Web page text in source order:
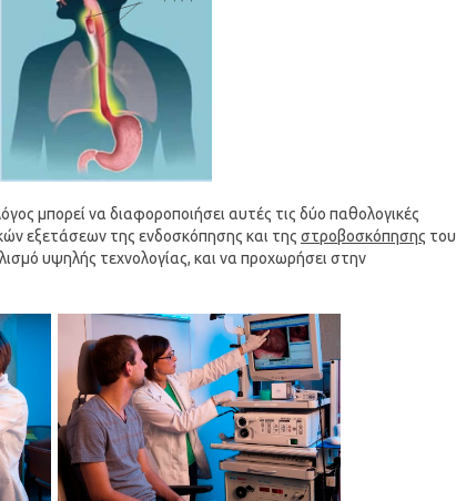
μπορεί να διαφοροποιήσει αυτές τις δύο παθολογικές
εξετάσεων της ενδοσκόπησης και της στροβοσκόπησης του
υψηλής τεχνολογίας, και να προχωρήσει στην